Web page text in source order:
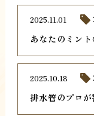
あなたのミン
2025.11.01
排水管のプロ
2025.10.18